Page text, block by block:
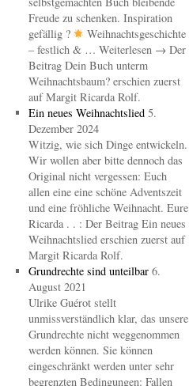
Freude zu schenken. Inspiration
gefällig ?
Weihnachtsgeschichte
– festlich & … Weiterlesen → Der
Beitrag Dein Buch unterm
Weihnachtsbaum? erschien zuerst
auf Margit Ricarda Rolf.
Ein neues Weihnachtslied 5.
Dezember 2024
Witzig, wie sich Dinge entwickeln.
Wir wollen aber bitte dennoch das
Original nicht vergessen: Euch
allen eine eine schöne Adventszeit
und eine fröhliche Weihnacht. Eure
Ricarda . . : Der Beitrag Ein neues
Weihnachtslied erschien zuerst auf
Margit Ricarda Rolf.
Grundrechte sind unteilbar 6.
August 2021
Ulrike Guérot stellt
unmissverständlich klar, das unsere
Grundrechte nicht weggenommen
werden können. Sie können
eingeschränkt werden unter sehr
begrenzten Bedingungen: Fallen